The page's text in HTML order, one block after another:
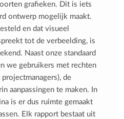
grafieken. Dit is iets
ontwerp mogelijk maakt.
en dat visueel
tot de verbeelding, is
Naast onze standaard
we gebruikers met rechten
de
aanpassingen te maken. In
is er dus ruimte gemaakt
Elk rapport bestaat uit